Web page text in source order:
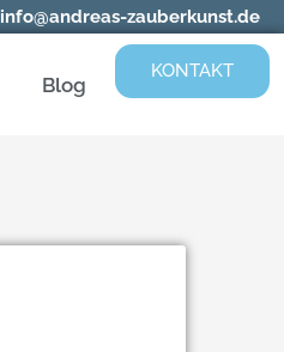
info@andreas-zauberkunst.de
Blog
KONTAKT